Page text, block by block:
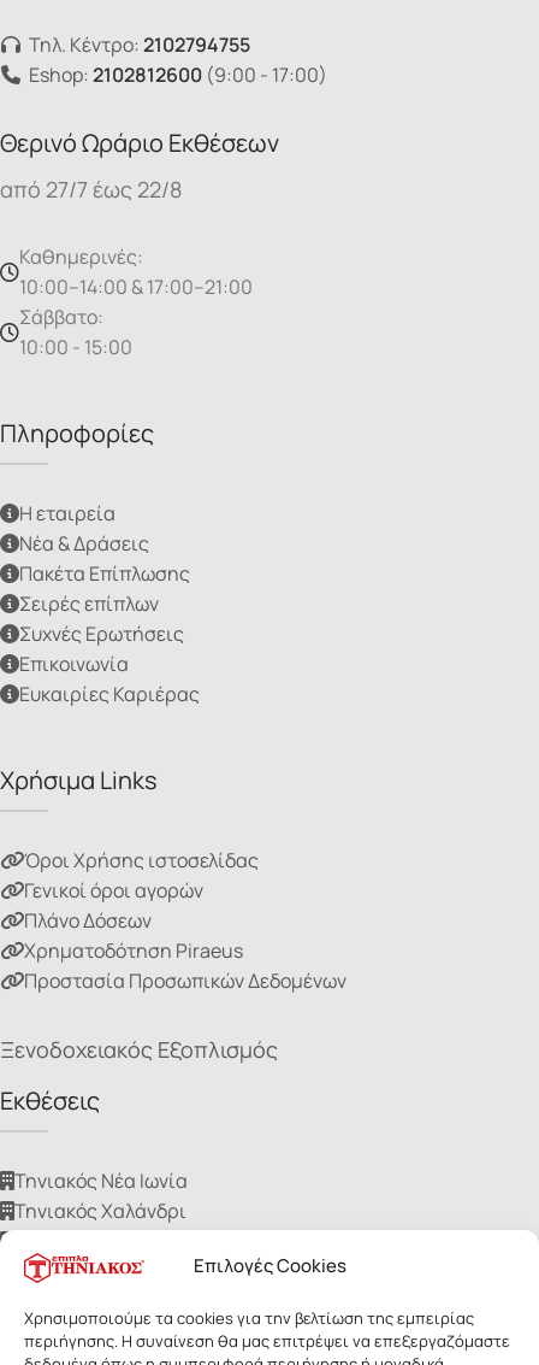
Επιλογές Cookies
Χρησιμοποιούμε τα cookies για την βελτίωση της εμπειρίας
περιήγησης. Η συναίνεση θα μας επιτρέψει να επεξεργαζόμαστε
Τηλ. Κέντρο: 2102794755
Eshop: 2102812600 (9:00 - 17:00)
Θερινό Ωράριο Εκθέσεων
από 27/7 έως 22/8
Καθημερινές:
10:00–14:00 & 17:00–21:00
Σάββατο:
10:00 - 15:00
Πληροφορίες
Η εταιρεία
Νέα & Δράσεις
Πακέτα Επίπλωσης
Σειρές επίπλων
Συχνές Ερωτήσεις
Επικοινωνία
Ευκαιρίες Καριέρας
Χρήσιμα Links
Όροι Χρήσης ιστοσελίδας
Γενικοί όροι αγορών
Πλάνο Δόσεων
Χρηματοδότηση Piraeus
Προστασία Προσωπικών Δεδομένων
Ξενοδοχειακός Εξοπλισμός
Εκθέσεις
Τηνιακός Νέα Ιωνία
Τηνιακός Χαλάνδρι
Τηνιακός Νίκαια